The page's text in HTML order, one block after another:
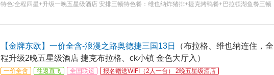
特色:全程四星+升级一晚五星级酒店 安排三顿特色餐：维也纳炸猪排+捷克烤鸭餐+巴拉顿湖鱼餐三顿
【金牌东欧】一价全含-浪漫之路奥德捷三国13日
（布拉格、维也纳连住，全
程升级2晚五星级酒店 捷克布拉格、ck小镇 金色大厅入）
一价全含 往返直飞 全国联运
报名赠送WIFI（2人一台） 2晚五星级酒店